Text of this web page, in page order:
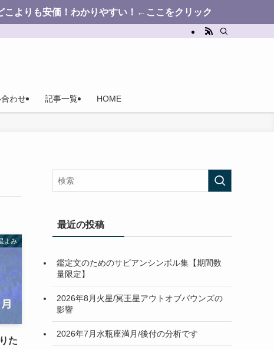
かりやすい！←ここをクリック
わせ 記事一覧 HOME
よみ
た
最近の投稿
鑑定文のためのサビアンシンボル集【期間数
量限定】
2026年8月火星/冥王星アウトオブバウンズの
影響
2026年7月水瓶座満月/後付の分析です